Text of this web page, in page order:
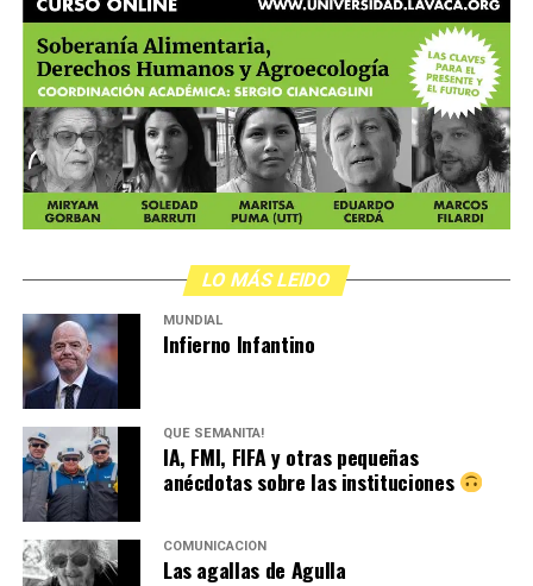
LO MÁS LEIDO
MUNDIAL
Infierno Infantino
QUÉ SEMANITA!
IA, FMI, FIFA y otras pequeñas
anécdotas sobre las instituciones
COMUNICACIÓN
Las agallas de Agulla